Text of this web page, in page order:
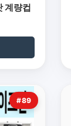
계량컵
#89